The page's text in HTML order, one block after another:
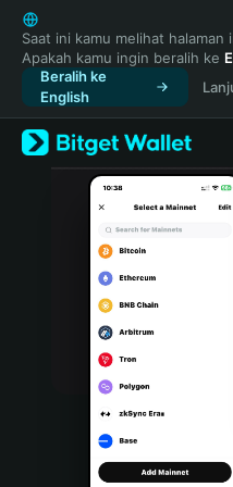
English
日本語
Tiếng Việt
Русский
Español (Latinoamérica)
Türkçe
Italiano
Português (Portugal)
Bahasa Indonesia
Português (Brasil)
Español (Argentina)
Saat ini kamu melihat halaman
Apakah kamu ingin beralih ke
Beralih ke
English